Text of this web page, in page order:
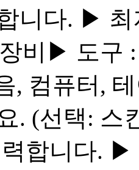
니다. ▶ 최
비​ ▶ 도구
, 컴퓨터,
. (선택:
합니다.